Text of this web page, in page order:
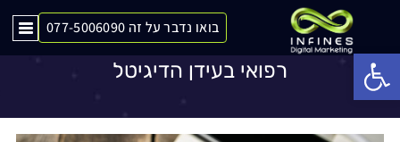
בואו נדבר על זה 077-5006090
מעבר למוצר: שיווק בתי מרקחת לקנאביס
רפואי בעידן הדיגיטל